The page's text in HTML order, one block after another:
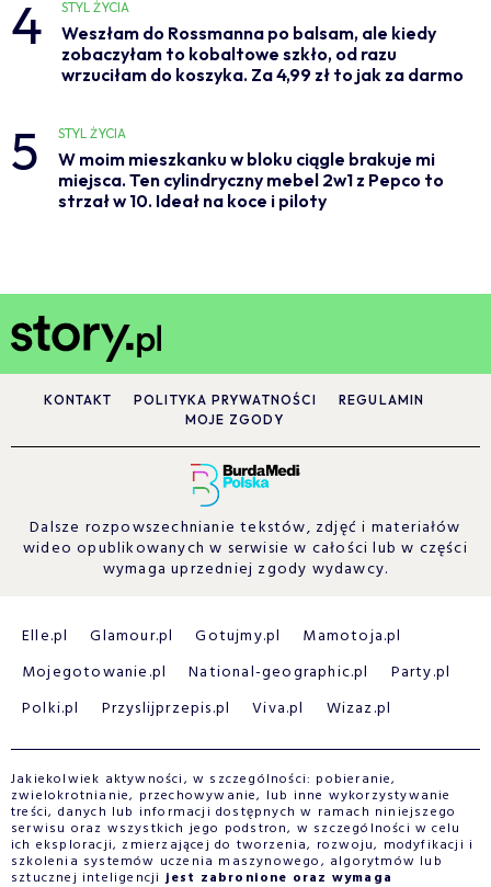
4 STYL ŻYCIA
Weszłam do Rossmanna po balsam, ale kiedy
zobaczyłam to kobaltowe szkło, od razu
wrzuciłam do koszyka. Za 4,99 zł to jak za darmo
5 STYL ŻYCIA
W moim mieszkanku w bloku ciągle brakuje mi
miejsca. Ten cylindryczny mebel 2w1 z Pepco to
strzał w 10. Ideał na koce i piloty
KONTAKT POLITYKA PRYWATNOŚCI
REGULAMIN
MOJE ZGODY
Dalsze rozpowszechnianie tekstów, zdjęć i materiałów
wideo opublikowanych w serwisie w całości lub w części
wymaga uprzedniej zgody wydawcy.
Elle.pl Glamour.pl Gotujmy.pl
Mamotoja.pl
Mojegotowanie.pl
National-geographic.pl
Party.pl
Polki.pl
Przyslijprzepis.pl Viva.pl Wizaz.pl
Jakiekolwiek aktywności, w szczególności: pobieranie,
zwielokrotnianie, przechowywanie, lub inne wykorzystywanie
treści, danych lub informacji dostępnych w ramach niniejszego
serwisu oraz wszystkich jego podstron, w szczególności w celu
ich eksploracji, zmierzającej do tworzenia, rozwoju, modyfikacji i
szkolenia systemów uczenia maszynowego, algorytmów lub
sztucznej inteligencjijest zabronione oraz wymaga